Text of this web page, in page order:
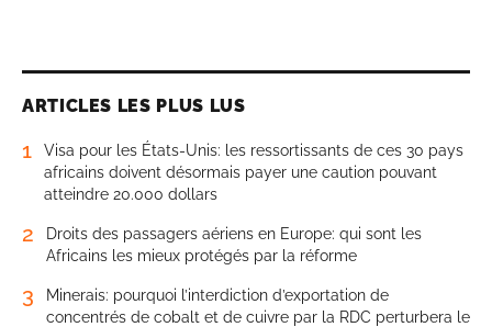
ARTICLES LES PLUS LUS
1
Visa pour les États-Unis: les ressortissants de ces 30 pays
africains doivent désormais payer une caution pouvant
atteindre 20.000 dollars
2
Droits des passagers aériens en Europe: qui sont les
Africains les mieux protégés par la réforme
3
Minerais: pourquoi l’interdiction d’exportation de
concentrés de cobalt et de cuivre par la RDC perturbera le